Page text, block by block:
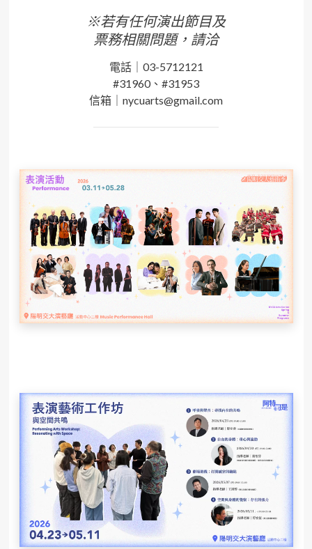
※若有任何演出節目及
票務相關問題，請洽
電話｜03-5712121
#31960、#31953
信箱｜nycuarts@gmail.com